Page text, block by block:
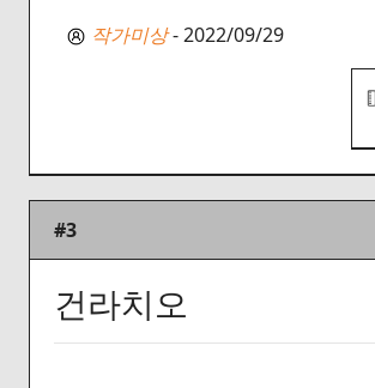
작가미상- 2022/09/29
#3
건라치오